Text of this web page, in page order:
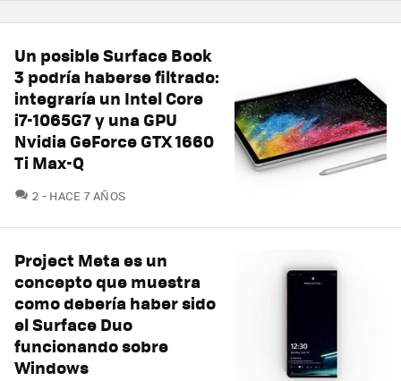
Un posible Surface Book
3 podría haberse filtrado:
integraría un Intel Core
i7-1065G7 y una GPU
Nvidia GeForce GTX 1660
Ti Max-Q
2 COMENTARIOS
HACE 7 AÑOS
Project Meta es un
concepto que muestra
como debería haber sido
el Surface Duo
funcionando sobre
Windows